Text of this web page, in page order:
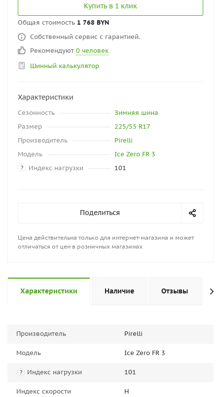
Купить в 1 клик
Общая стоимость 1 768 BYN
Собственный сервис с гарантией.
Рекомендуют 0 человек
Шинный калькулятор
Характеристики
Сезонность
Зимняя шина
Размер
225/55 R17
Производитель
Pirelli
Модель
Ice Zero FR 3
? Индекс нагрузки 101
Поделиться
Цена действительна только для интернет-магазина и может
отличаться от цен в розничных магазинах
Характеристики Наличие Отзывы
Производитель Pirelli
Модель Ice Zero FR 3
? Индекс нагрузки 101
Индекс скорости H